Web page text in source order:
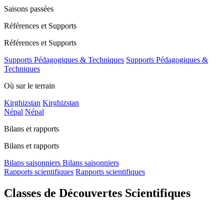
Saisons passées
Références et Supports
Références et Supports
Supports Pédagogiques & Techniques Supports Pédagogiques &
Techniques
Où sur le terrain
Kirghizstan Kirghizstan
Népal Népal
Bilans et rapports
Bilans et rapports
Bilans saisonniers Bilans saisonniers
Rapports scientifiques Rapports scientifiques
Classes de Découvertes Scientifiques